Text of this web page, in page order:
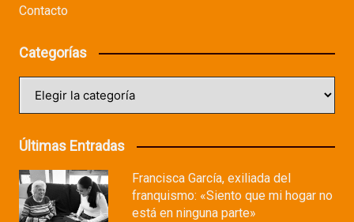
Contacto
Categorías
Últimas Entradas
Francisca García, exiliada del
franquismo: «Siento que mi hogar no
está en ninguna parte»